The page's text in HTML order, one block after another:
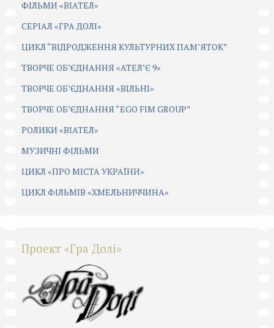
ФІЛЬМИ «ВІАТЕЛ»
СЕРІАЛ «ГРА ДОЛІ»
ЦИКЛ “ВІДРОДЖЕННЯ КУЛЬТУРНИХ ПАМ’ЯТОК”
ТВОРЧЕ ОБ’ЄДНАННЯ «АТЕЛ’Є 9»
ТВОРЧЕ ОБ’ЄДНАННЯ «ВІЛЬНІ»
ТВОРЧЕ ОБ’ЄДНАННЯ “EGO FIM GROUP”
РОЛИКИ «ВІАТЕЛ»
МУЗИЧНІ ФІЛЬМИ
ЦИКЛ «ПРО МІСТА УКРАЇНИ»
ЦИКЛ ФІЛЬМІВ «ХМЕЛЬНИЧЧИНА»
Проект «Гра Долі»